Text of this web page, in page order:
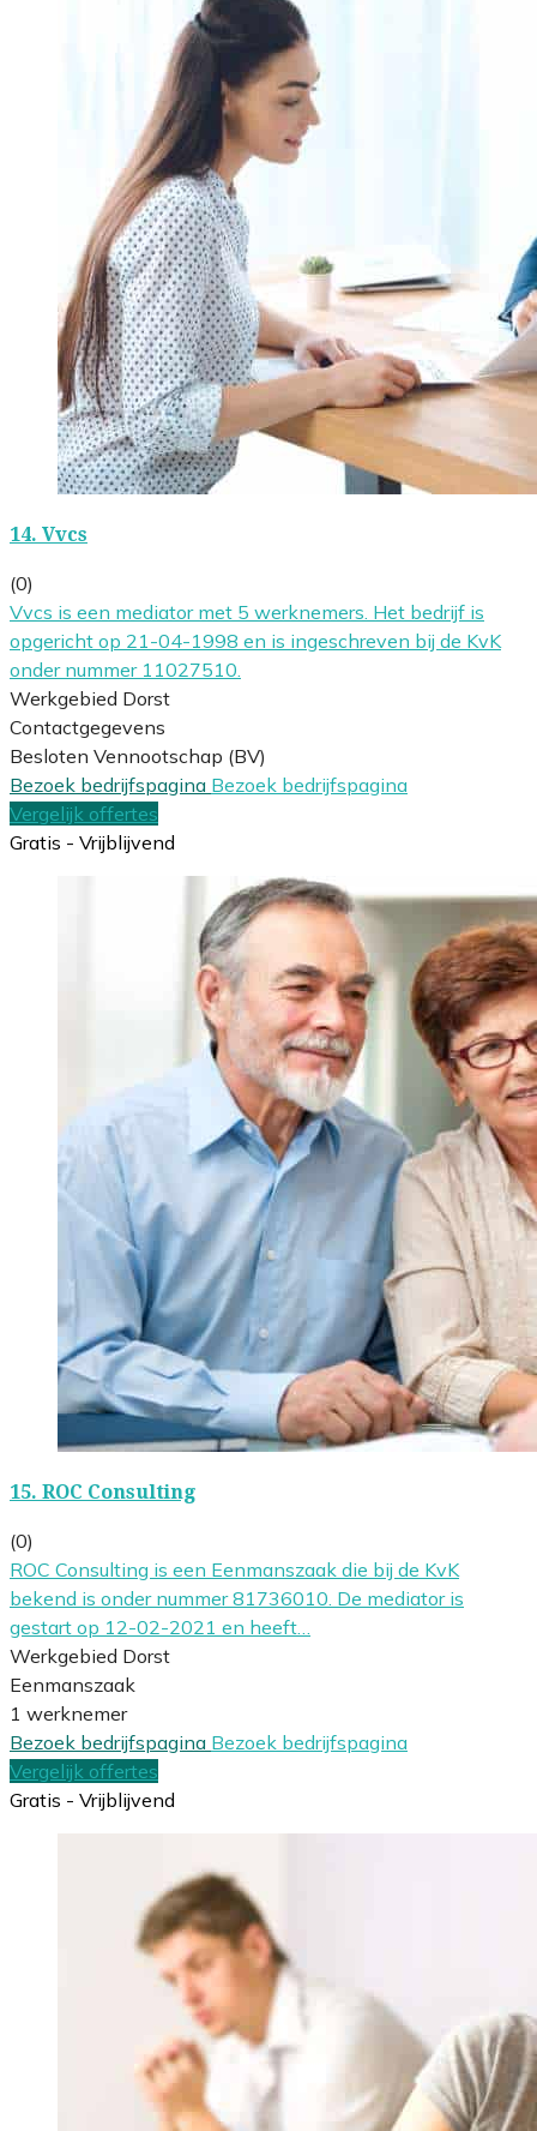
14. Vvcs
(0)
Vvcs is een mediator met 5 werknemers. Het bedrijf is
opgericht op 21-04-1998 en is ingeschreven bij de KvK
onder nummer 11027510.
Werkgebied Dorst
Contactgegevens
Besloten Vennootschap (BV)
Bezoek bedrijfspagina Bezoek bedrijfspagina
Vergelijk offertes
Gratis - Vrijblijvend
15. ROC Consulting
(0)
ROC Consulting is een Eenmanszaak die bij de KvK
bekend is onder nummer 81736010. De mediator is
gestart op 12-02-2021 en heeft…
Werkgebied Dorst
Eenmanszaak
1 werknemer
Bezoek bedrijfspagina Bezoek bedrijfspagina
Vergelijk offertes
Gratis - Vrijblijvend